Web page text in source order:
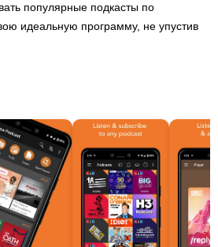
популярные подкасты по
идеальную программу, не упустив